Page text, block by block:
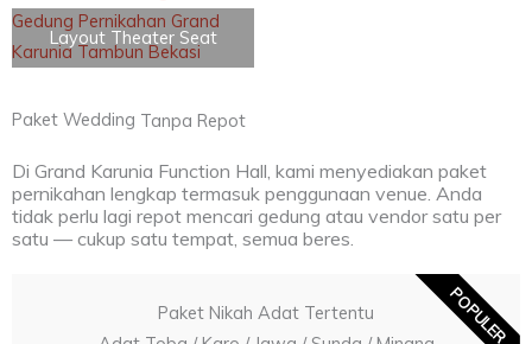
Layout Theater Seat
Paket Wedding Tanpa Repot
Di Grand Karunia Function Hall, kami menyediakan paket
pernikahan lengkap termasuk penggunaan venue. Anda
tidak perlu lagi repot mencari gedung atau vendor satu per
satu — cukup satu tempat, semua beres.
Paket Nikah Adat Tertentu
POPULER